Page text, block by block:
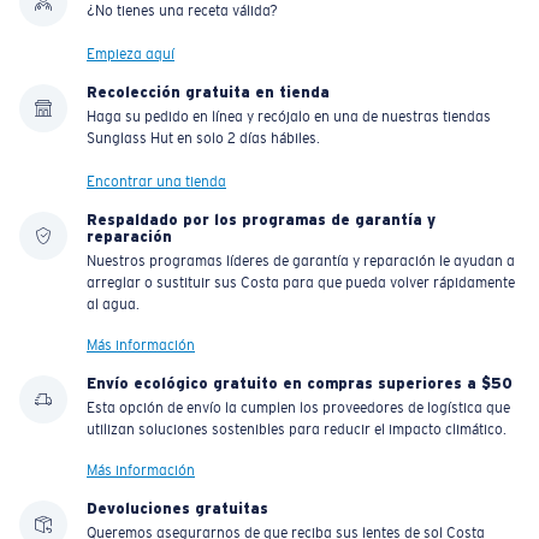
¿No tienes una receta válida?
Empieza aquí
Recolección gratuita en tienda
Haga su pedido en línea y recójalo en una de nuestras tiendas
Sunglass Hut en solo 2 días hábiles.
Encontrar una tienda
Respaldado por los programas de garantía y
reparación
Nuestros programas líderes de garantía y reparación le ayudan a
arreglar o sustituir sus Costa para que pueda volver rápidamente
al agua.
Más información
Envío ecológico gratuito en compras superiores a $50
Esta opción de envío la cumplen los proveedores de logística que
utilizan soluciones sostenibles para reducir el impacto climático.
Más información
Devoluciones gratuitas
Queremos asegurarnos de que reciba sus lentes de sol Costa